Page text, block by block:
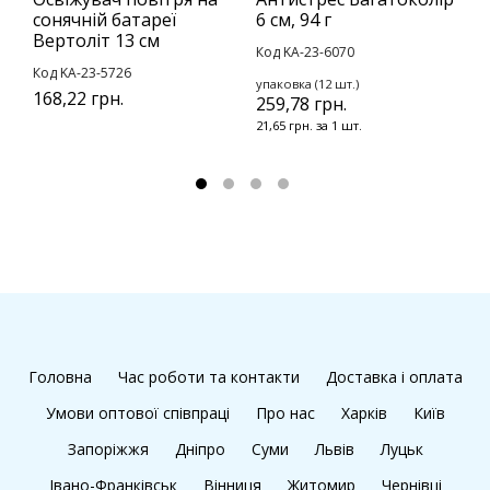
сонячній батареї
Вертоліт 13 см
Код KA-23-5726
168,22 грн.
6 см, 94 г
Код KA-23-6070
упаковка (12 шт.)
259,78 грн.
21,65 грн. за 1 шт.
Головна Час роботи та контакти
Доставка і оплата
Умови оптової співпраці
Про нас Харків
Київ
Запоріжжя
Дніпро Суми Львів
Луцьк
Івано-Франківськ
Вінниця Житомир Чернівці